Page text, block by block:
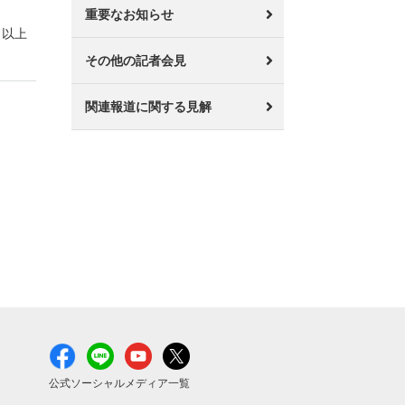
以上
重要なお知らせ
その他の記者会見
関連報道に関する見解
公式ソーシャルメディア一覧